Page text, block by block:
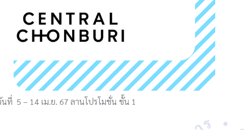
ที่ 5 – 14 เม.ย. 67 ลานโปรโมชั่น ชั้น 1